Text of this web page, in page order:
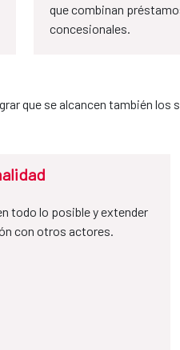
que combinan
concesionales.
que se alcancen también
todo lo posible y extender
con otros actores.